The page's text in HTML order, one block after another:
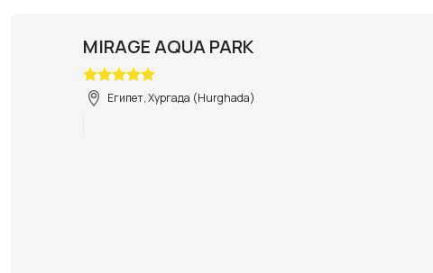
MIRAGE AQUA PARK
Египет, Хургада (Hurghada)